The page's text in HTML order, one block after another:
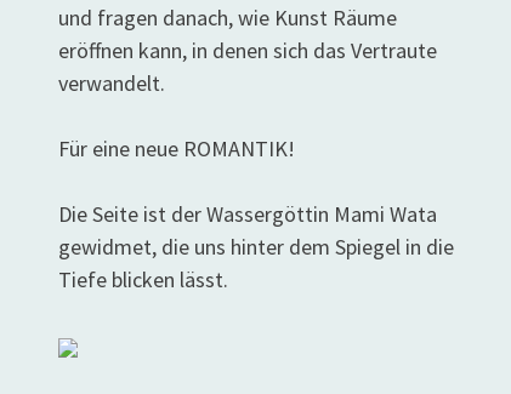
und fragen danach, wie Kunst Räume
eröffnen kann, in denen sich das Vertraute
verwandelt.
Für eine neue ROMANTIK!
Die Seite ist der Wassergöttin Mami Wata
gewidmet, die uns hinter dem Spiegel in die
Tiefe blicken lässt.